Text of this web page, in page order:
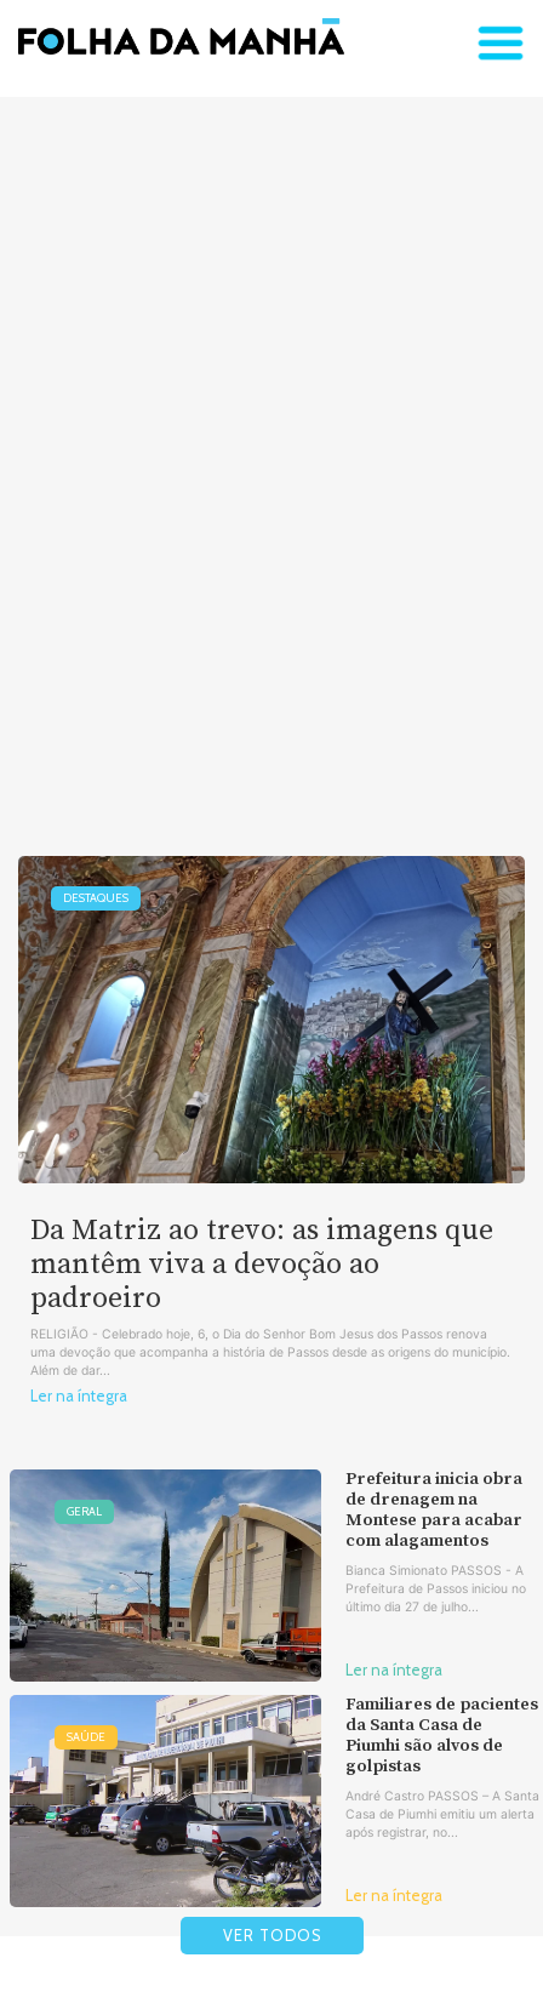
DESTAQUES
Da Matriz ao trevo: as imagens que
mantêm viva a devoção ao
padroeiro
RELIGIÃO - Celebrado hoje, 6, o Dia do Senhor Bom Jesus dos Passos renova
uma devoção que acompanha a história de Passos desde as origens do município.
Além de dar...
Ler na íntegra
GERAL
Prefeitura inicia obra
de drenagem na
Montese para acabar
com alagamentos
Bianca Simionato PASSOS - A
Prefeitura de Passos iniciou no
último dia 27 de julho...
Ler na íntegra
SAÚDE
Familiares de pacientes
da Santa Casa de
Piumhi são alvos de
golpistas
André Castro PASSOS – A Santa
Casa de Piumhi emitiu um alerta
após registrar, no...
Ler na íntegra
VER TODOS